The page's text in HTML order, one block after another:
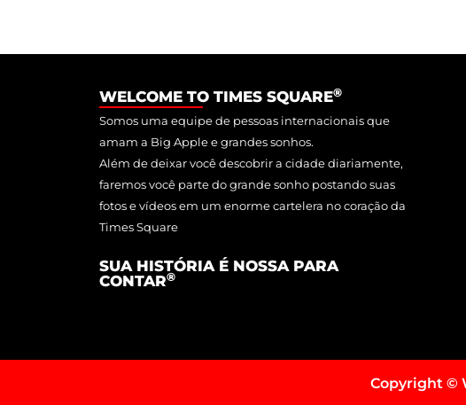
WELCOME TO TIMES SQUARE®
Somos uma equipe de pessoas internacionais que
amam a Big Apple e grandes sonhos.
Além de deixar você descobrir a cidade diariamente,
faremos você parte do grande sonho postando suas
fotos e vídeos em um enorme cartelera no coração da
Times Square
SUA HISTÓRIA É NOSSA PARA
CONTAR®
Copyright ©